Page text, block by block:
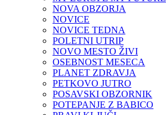
NOVA OBZORJA
NOVICE
NOVICE TEDNA
POLETNI UTRIP
NOVO MESTO ŽIVI
OSEBNOST MESECA
PLANET ZDRAVJA
PETKOVO JUTRO
POSAVSKI OBZORNIK
POTEPANJE Z BABICO